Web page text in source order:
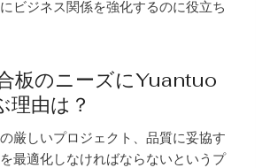
ビジネス関係を強化するのに役立ち
板のニーズにYuantuo
由は？
厳しいプロジェクト、品質に妥協す
最適化しなければならないというプ